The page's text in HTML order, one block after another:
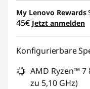
My Lenovo Rewards
45€ Jetzt anmelden
Konfigurierbare
AMD Ryzen™ 7
zu 5,10 GHz)